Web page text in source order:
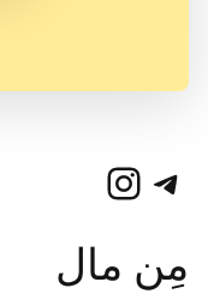
تلگراماینستاگرم
مِن مال